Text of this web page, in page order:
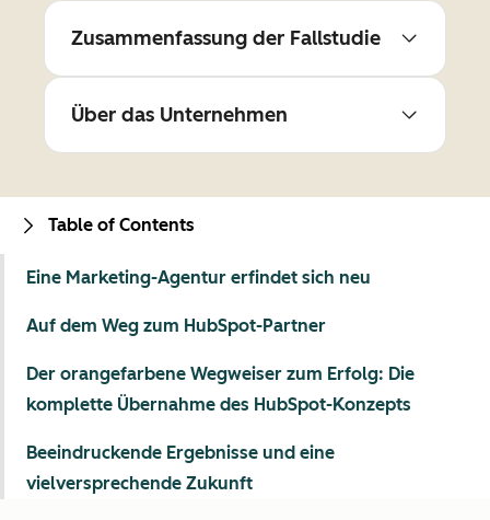
Zusammenfassung der Fallstudie
Über das Unternehmen
Table of Contents
Eine Marketing-Agentur erfindet sich neu
Auf dem Weg zum HubSpot-Partner
Der orangefarbene Wegweiser zum Erfolg: Die
komplette Übernahme des HubSpot-Konzepts
Beeindruckende Ergebnisse und eine
vielversprechende Zukunft